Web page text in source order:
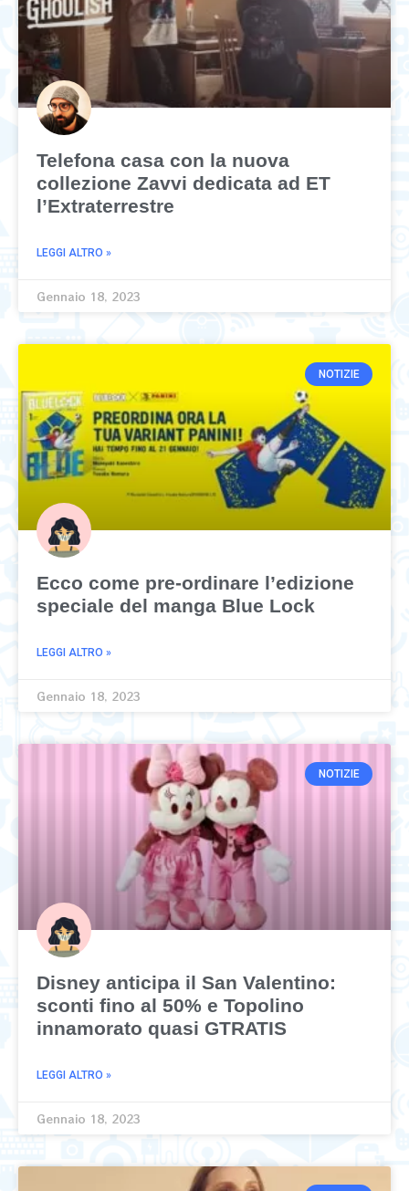
Telefona casa con la nuova
collezione Zavvi dedicata ad ET
l’Extraterrestre
LEGGI ALTRO »
Gennaio 18, 2023
NOTIZIE
Ecco come pre-ordinare l’edizione
speciale del manga Blue Lock
LEGGI ALTRO »
Gennaio 18, 2023
NOTIZIE
Disney anticipa il San Valentino:
sconti fino al 50% e Topolino
innamorato quasi GTRATIS
LEGGI ALTRO »
Gennaio 18, 2023